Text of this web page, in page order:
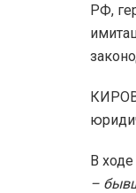
РФ,
В
–